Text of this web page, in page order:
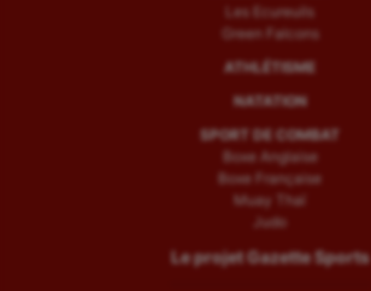
Les Ecureuils
Green Falcons
ATHLÉTISME
NATATION
SPORT DE COMBAT
Boxe Anglaise
Boxe Française
Muay Thaï
Judo
Le projet Gazette Sports